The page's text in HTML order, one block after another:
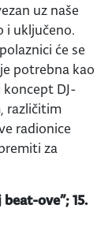
uz naše
i uključeno.
će se
potrebna kao
DJ-
različitim
radionice
za
ove”; 15.